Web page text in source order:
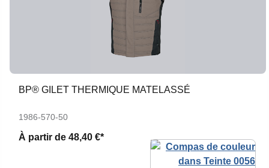
BP® GILET THERMIQUE MATELASSÉ
1986-570-50
À partir de 48,40 €*